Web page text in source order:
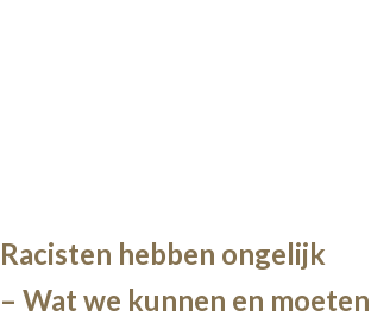
Racisten hebben ongelijk
– Wat we kunnen en